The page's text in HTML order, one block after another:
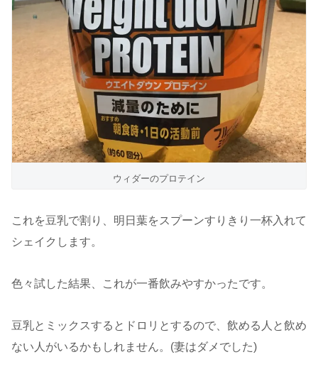
ウィダーのプロテイン
これを豆乳で割り、明日葉をスプーンすりきり一杯入れて
シェイクします。
色々試した結果、これが一番飲みやすかったです。
豆乳とミックスするとドロリとするので、飲める人と飲め
ない人がいるかもしれません。(妻はダメでした)